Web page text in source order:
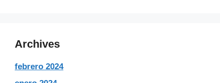
Archives
febrero 2024